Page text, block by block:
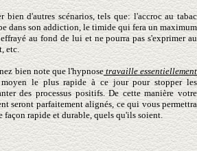
bien d'autres scénarios, tels que: l'accroc au tabac
dans son addiction, le timide qui fera un maximum
au fond de lui et ne pourra pas s'exprimer au
etc.
bien note que l'hypnosetravaille essentiellement
le plus rapide à ce jour pour stopper les
des processus positifs. De cette manière votre
seront parfaitement alignés, ce qui vous permettra
façon rapide et durable, quels qu'ils soient.